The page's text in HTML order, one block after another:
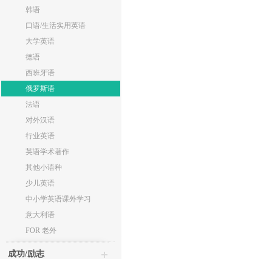
韩语
口语/生活实用英语
大学英语
德语
西班牙语
俄罗斯语
法语
对外汉语
行业英语
英语学术著作
其他小语种
少儿英语
中小学英语课外学习
意大利语
FOR 老外
成功/励志